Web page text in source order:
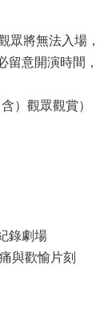
眾將無法入場，
留意開演時間，
）觀眾觀賞）
錄劇場
與歡愉片刻